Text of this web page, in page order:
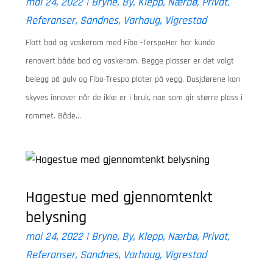
Referanser, Sandnes, Varhaug, Vigrestad
Flott bad og vaskerom med Fibo -TerspoHer har kunde
renovert både bad og vaskerom. Begge plasser er det valgt
belegg på gulv og Fibo-Trespo plater på vegg. Dusjdørene kan
skyves innover når de ikke er i bruk, noe som gir større plass i
rommet. Både...
Hagestue med gjennomtenkt
belysning
mai 24, 2022|Bryne, By, Klepp, Nærbø, Privat,
Referanser, Sandnes, Varhaug, Vigrestad